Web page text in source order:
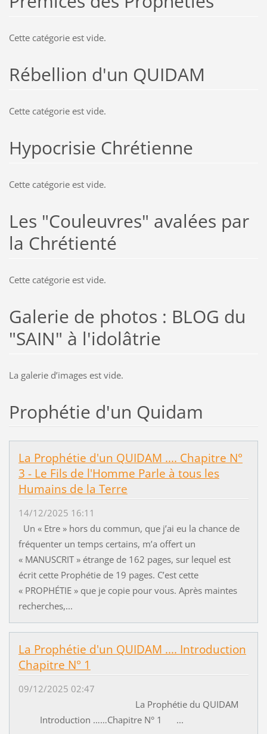
Cette catégorie est vide.
Rébellion d'un QUIDAM
Cette catégorie est vide.
Hypocrisie Chrétienne
Cette catégorie est vide.
Les "Couleuvres" avalées par
la Chrétienté
Cette catégorie est vide.
Galerie de photos : BLOG du
"SAIN" à l'idolâtrie
La galerie dʼimages est vide.
Prophétie d'un Quidam
La Prophétie d'un QUIDAM .... Chapitre N°
3 - Le Fils de l'Homme Parle à tous les
Humains de la Terre
14/12/2025 16:11
Un « Etre » hors du commun, que j’ai eu la chance de
fréquenter un temps certains, m’a offert un
« MANUSCRIT » étrange de 162 pages, sur lequel est
écrit cette Prophétie de 19 pages. C’est cette
« PROPHÉTIE » que je copie pour vous. Après maintes
recherches,...
La Prophétie d'un QUIDAM .... Introduction
Chapitre N° 1
09/12/2025 02:47
La Prophétie du QUIDAM
Introduction ……Chapitre N° 1 ...